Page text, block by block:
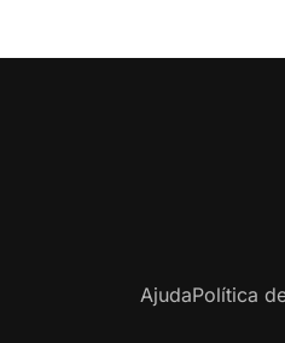
AjudaPolítica